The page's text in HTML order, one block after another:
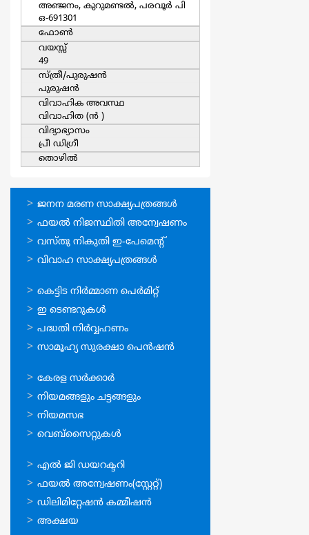
അഞ്ജനം, കുറുമണ്ടല്‍, പരവൂര്‍ പി
ഒ-691301
ഫോൺ
വയസ്സ്
49
സ്ത്രീ/പുരുഷന്‍
പുരുഷന്‍
വിവാഹിക അവസ്ഥ
വിവാഹിത (ന്‍ )
വിദ്യാഭ്യാസം
പ്രീ ഡിഗ്രീ
തൊഴില്‍
ഓണ്‍ലൈന്‍
സേവനങ്ങള്‍
ജനന മരണ സാക്ഷ്യപത്രങ്ങള്‍
ഫയല്‍ നിജസ്ഥിതി അന്വേഷണം
വസ്തു നികുതി ഇ-പേമെന്റ്
വിവാഹ സാക്ഷ്യപത്രങ്ങള്‍
ഓണ്‍ലൈന്‍
സേവനങ്ങള്‍
കെട്ടിട നിര്‍മ്മാണ പെര്‍മിറ്റ്‌
ഇ ടെണ്ടറുകള്‍
പദ്ധതി നിര്‍വ്വഹണം
സാമൂഹ്യ സുരക്ഷാ പെന്‍ഷന്‍
ഉപയോഗപ്രദമായ
കണ്ണികള്‍
കേരള സര്‍ക്കാര്‍
നിയമങ്ങളും ചട്ടങ്ങളും
നിയമസഭ
വെബ്സൈറ്റുകള്‍
ഉപയോഗപ്രദമായ
കണ്ണികള്‍
എല്‍ ജി ഡയറക്ടറി
ഫയല്‍ അന്വേഷണം(സ്റ്റേറ്റ്)
ഡിലിമിറ്റേഷന്‍ കമ്മീഷന്‍
അക്ഷയ